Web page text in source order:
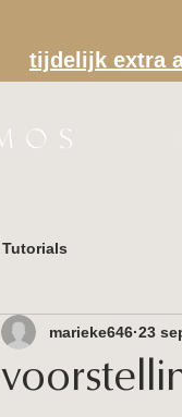
tijdelijk extra
Tutorials
marieke646 23